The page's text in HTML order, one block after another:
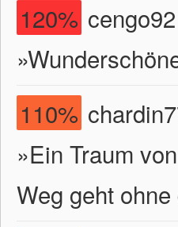
120% cengo92
110%
»Ein Traum
Weg geht